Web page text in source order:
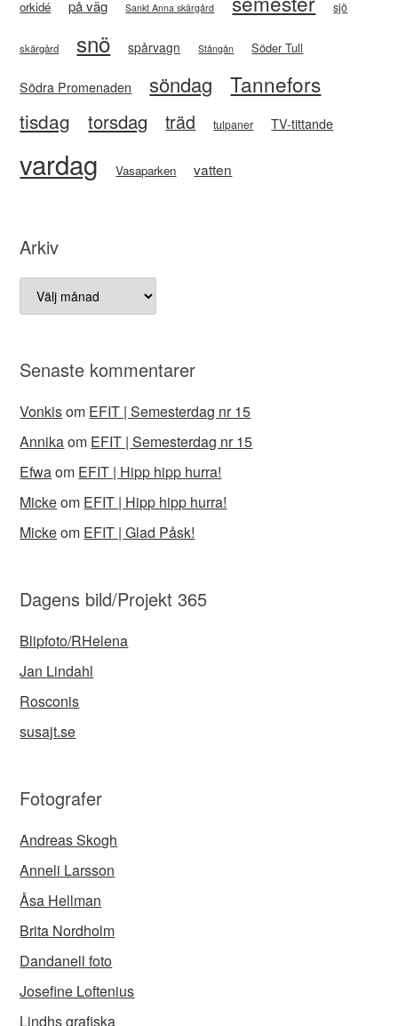
orkidé på väg Sankt Anna skärgård sjö
skärgård snö spårvagn Stångån Söder Tull
Södra Promenaden söndag Tannefors
tisdag torsdag träd tulpaner TV-tittande
vardag Vasaparken vatten
Arkiv
Arkiv
Senaste kommentarer
Vonkisom EFIT | Semesterdag nr 15
Annikaom EFIT | Semesterdag nr 15
Efwaom EFIT | Hipp hipp hurra!
Mickeom EFIT | Hipp hipp hurra!
Mickeom EFIT | Glad Påsk!
Dagens bild/Projekt 365
Blipfoto/RHelena
Jan Lindahl
Rosconis
susajt.se
Fotografer
Andreas Skogh
Anneli Larsson
Åsa Hellman
Brita Nordholm
Dandanell foto
Josefine Loftenius
Lindhs grafiska